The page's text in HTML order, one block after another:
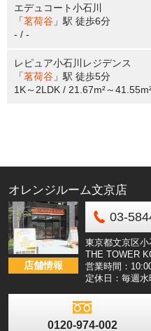
エデュコート小石川
「茗荷谷 」駅 徒歩6分
- / -
レピュア小石川レジデンス
「茗荷谷 」駅 徒歩5分
1K～2LDK / 21.67m²～
オレンジルーム文京店
店舗情報
03-
東京都文京区小
THE TOWER
営業時間：
定休日：毎週水
0120-974-002